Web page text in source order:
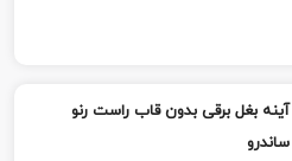
آینه بغل برقی بدون قاب راست رنو
ساندرو